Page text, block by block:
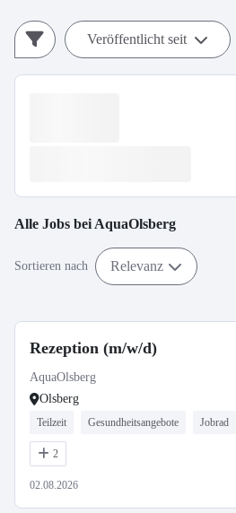
Veröffentlicht seit
Alle Jobs bei AquaOlsberg
Sortieren nach Relevanz
Rezeption (m/w/d)
AquaOlsberg
Olsberg
Teilzeit Gesundheitsangebote Jobrad
2
02.08.2026